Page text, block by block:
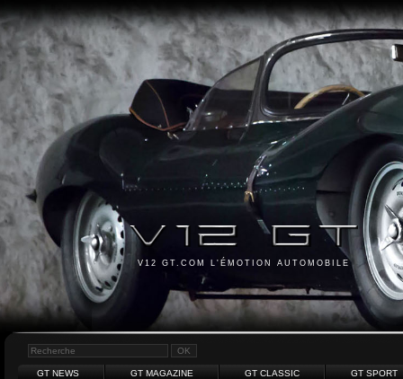
V12 GT.COM L'ÉMOTION AUTOMOBILE
GT NEWS GT MAGAZINE GT CLASSIC GT SPORT